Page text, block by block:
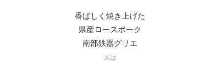
香ばしく焼き上げた
県産ロースポーク
南部鉄器グリエ
又は